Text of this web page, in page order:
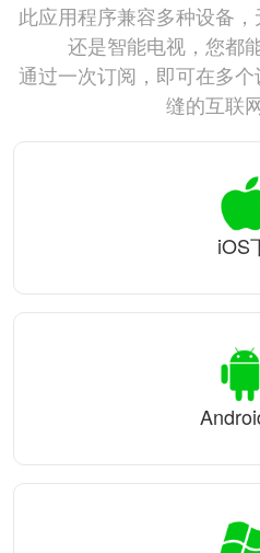
此应用程序兼容多种设备
还是智能电视，您都
通过一次订阅，即可在多
缝的互联
iOS